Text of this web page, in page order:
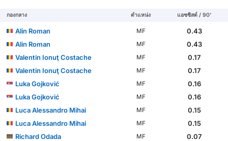
กองกลาง ตำแหน่ง แอซซิสต์ / 90'
Alin Roman MF
0.43
Alin Roman
MF
0.43
Valentin Ionuţ Costache
MF
0.17
Valentin Ionuţ Costache
MF
0.17
Luka Gojković
MF
0.16
Luka Gojković
MF
0.16
Luca Alessandro Mihai
MF
0.15
Luca Alessandro Mihai
MF
0.15
Richard Odada
MF
0.07